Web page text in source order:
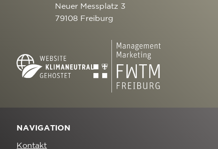
Neuer Messplatz 3
79108 Freiburg
NAVIGATION
Kontakt